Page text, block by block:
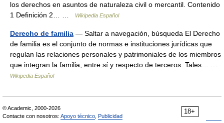
los derechos en asuntos de naturaleza civil o mercantil. Contenido
1 Definición 2… …
Wikipedia Español
Derecho de familia — Saltar a navegación, búsqueda El Derecho
de familia es el conjunto de normas e instituciones jurídicas que
regulan las relaciones personales y patrimoniales de los miembros
que integran la familia, entre sí y respecto de terceros. Tales… …
Wikipedia Español
18+
© Academic, 2000-2026
Contacte con nosotros: Apoyo técnico Publicidad